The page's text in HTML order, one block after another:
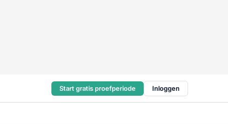
Start gratis proefperiode Inloggen